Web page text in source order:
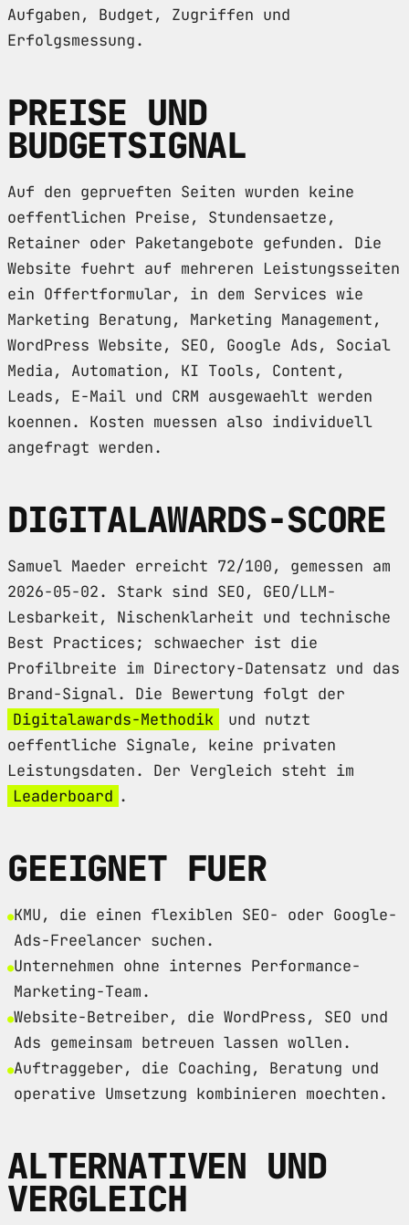
Aufgaben, Budget, Zugriffen und
Erfolgsmessung.
PREISE UND
BUDGETSIGNAL
Auf den geprueften Seiten wurden keine
oeffentlichen Preise, Stundensaetze,
Retainer oder Paketangebote gefunden. Die
Website fuehrt auf mehreren Leistungsseiten
ein Offertformular, in dem Services wie
Marketing Beratung, Marketing Management,
WordPress Website, SEO, Google Ads, Social
Media, Automation, KI Tools, Content,
Leads, E-Mail und CRM ausgewaehlt werden
koennen. Kosten muessen also individuell
angefragt werden.
DIGITALAWARDS-SCORE
Samuel Maeder erreicht 72/100, gemessen am
2026-05-02. Stark sind SEO, GEO/LLM-
Lesbarkeit, Nischenklarheit und technische
Best Practices; schwaecher ist die
Profilbreite im Directory-Datensatz und das
Brand-Signal. Die Bewertung folgt der
Digitalawards-Methodik
und nutzt
oeffentliche Signale, keine privaten
Leistungsdaten. Der Vergleich steht im
Leaderboard .
GEEIGNET FUER
KMU, die einen flexiblen SEO- oder Google-
Ads-Freelancer suchen.
Unternehmen ohne internes Performance-
Marketing-Team.
Website-Betreiber, die WordPress, SEO und
Ads gemeinsam betreuen lassen wollen.
Auftraggeber, die Coaching, Beratung und
operative Umsetzung kombinieren moechten.
ALTERNATIVEN UND
VERGLEICH